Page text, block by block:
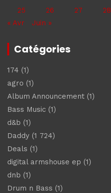
25
26 27 28
« Avr
Juin »
Catégories
174 (1)
agro (1)
Album Announcement (1)
Bass Music (1)
d&b (1)
Daddy (1 724)
Deals (1)
digital armshouse ep (1)
dnb (1)
Drum n Bass (1)